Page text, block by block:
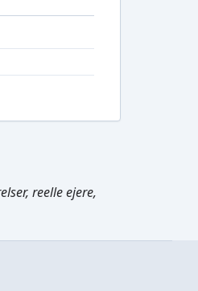
reelle ejere,